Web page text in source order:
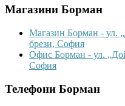
Магазини Борман
Магазин Борман - ул.
брези, София
Офис Борман - ул.
София
Телефони Борман